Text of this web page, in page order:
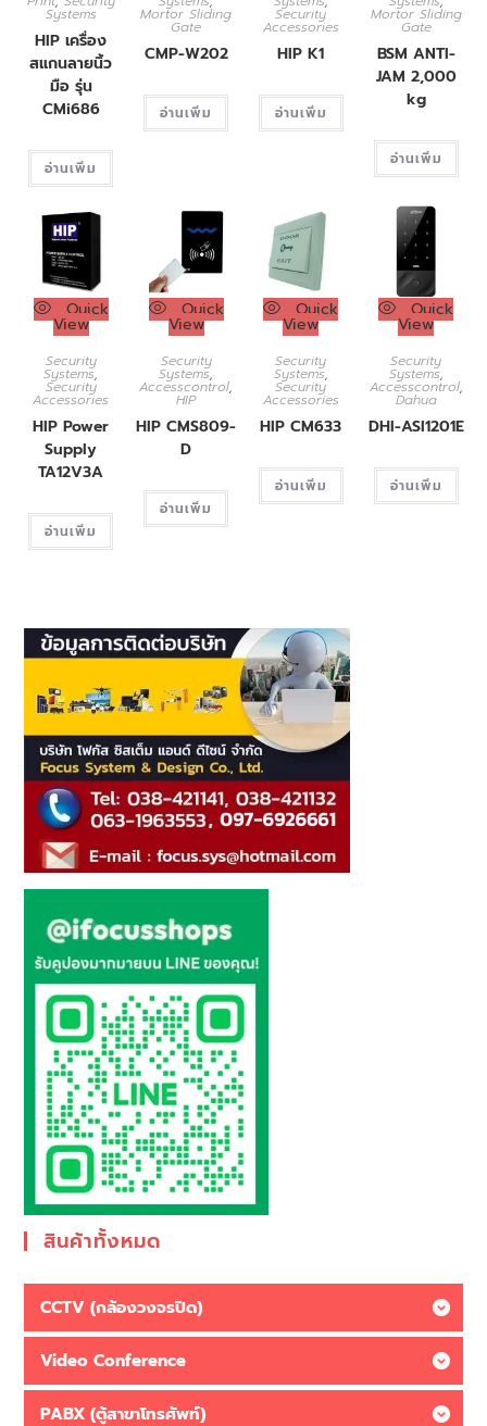
Systems
HIP เครื่อง
สแกนลายนิ้ว
มือ รุ่น
CMi686
อ่านเพิ่ม
Mortor Sliding
Gate
CMP-W202
อ่านเพิ่ม
Security
Accessories
HIP K1
อ่านเพิ่ม
Mortor Sliding
Gate
BSM ANTI-
JAM 2,000
kg
อ่านเพิ่ม
Quick
View
Security
Systems,
Security
Accessories
HIP Power
Supply
TA12V3A
อ่านเพิ่ม
Quick
View
Security
Systems,
Accesscontrol,
HIP
HIP CMS809-
D
อ่านเพิ่ม
Quick
View
Security
Systems,
Security
Accessories
HIP CM633
อ่านเพิ่ม
Quick
View
Security
Systems,
Accesscontrol,
Dahua
DHI-ASI1201E
อ่านเพิ่ม
สินค้าทั้งหมด
CCTV (กล้องวงจรปิด)
Video Conference
PABX (ตู้สาขาโทรศัพท์)